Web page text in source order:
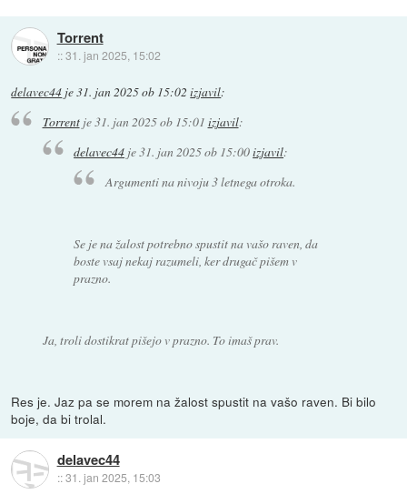
Torrent
::31. jan 2025, 15:02
delavec44 je31. jan 2025 ob 15:02 izjavil:
Torrentje31. jan 2025 ob 15:01 izjavil:
delavec44 je31. jan 2025 ob 15:00izjavil:
Argumenti na nivoju 3 letnega otroka.
Se je na žalost potrebno spustit na vašo raven, da
boste vsaj nekaj razumeli, ker drugač pišem v
prazno.
Ja, troli dostikrat pišejo v prazno. To imaš prav.
Res je. Jaz pa se morem na žalost spustit na vašo raven. Bi bilo
boje, da bi trolal.
delavec44
::31. jan 2025, 15:03